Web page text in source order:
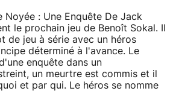
Noyée : Une Enquête De Jack
le prochain jeu de Benoît Sokal. Il
de jeu à série avec un héros
déterminé à l'avance. Le
enquête dans un
un meurtre est commis et il
et par qui. Le héros se nomme